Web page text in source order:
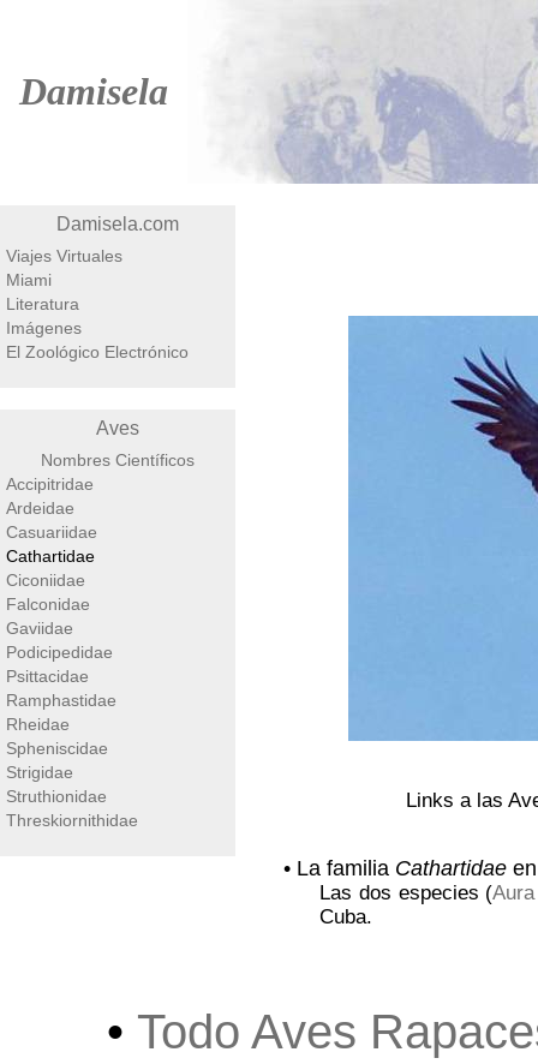
Damisela
Damisela.com
Viajes Virtuales
Miami
Literatura
Imágenes
El Zoológico Electrónico
Aves
Nombres Científicos
Accipitridae
Ardeidae
Casuariidae
Cathartidae
Ciconiidae
Falconidae
Gaviidae
Podicipedidae
Psittacidae
Ramphastidae
Rheidae
Spheniscidae
Strigidae
Struthionidae
Threskiornithidae
Links a las
• La familia Cathartidae
Las dos especies (
Cuba.
• Todo Aves